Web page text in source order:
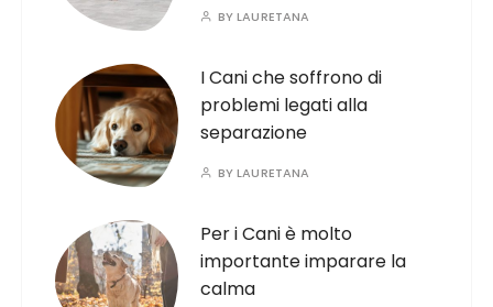
BYLAURETANA
I Cani che soffrono di
problemi legati alla
separazione
BYLAURETANA
Per i Cani è molto
importante imparare la
calma